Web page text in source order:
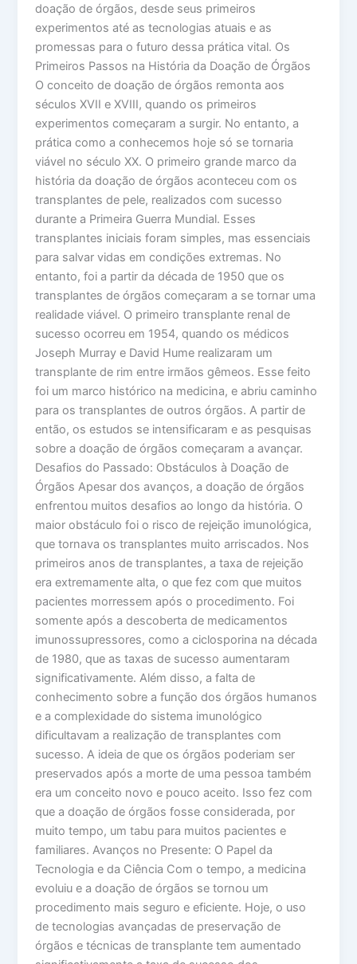
doação de órgãos, desde seus primeiros
experimentos até as tecnologias atuais e as
promessas para o futuro dessa prática vital. Os
Primeiros Passos na História da Doação de Órgãos
O conceito de doação de órgãos remonta aos
séculos XVII e XVIII, quando os primeiros
experimentos começaram a surgir. No entanto, a
prática como a conhecemos hoje só se tornaria
viável no século XX. O primeiro grande marco da
história da doação de órgãos aconteceu com os
transplantes de pele, realizados com sucesso
durante a Primeira Guerra Mundial. Esses
transplantes iniciais foram simples, mas essenciais
para salvar vidas em condições extremas. No
entanto, foi a partir da década de 1950 que os
transplantes de órgãos começaram a se tornar uma
realidade viável. O primeiro transplante renal de
sucesso ocorreu em 1954, quando os médicos
Joseph Murray e David Hume realizaram um
transplante de rim entre irmãos gêmeos. Esse feito
foi um marco histórico na medicina, e abriu caminho
para os transplantes de outros órgãos. A partir de
então, os estudos se intensificaram e as pesquisas
sobre a doação de órgãos começaram a avançar.
Desafios do Passado: Obstáculos à Doação de
Órgãos Apesar dos avanços, a doação de órgãos
enfrentou muitos desafios ao longo da história. O
maior obstáculo foi o risco de rejeição imunológica,
que tornava os transplantes muito arriscados. Nos
primeiros anos de transplantes, a taxa de rejeição
era extremamente alta, o que fez com que muitos
pacientes morressem após o procedimento. Foi
somente após a descoberta de medicamentos
imunossupressores, como a ciclosporina na década
de 1980, que as taxas de sucesso aumentaram
significativamente. Além disso, a falta de
conhecimento sobre a função dos órgãos humanos
e a complexidade do sistema imunológico
dificultavam a realização de transplantes com
sucesso. A ideia de que os órgãos poderiam ser
preservados após a morte de uma pessoa também
era um conceito novo e pouco aceito. Isso fez com
que a doação de órgãos fosse considerada, por
muito tempo, um tabu para muitos pacientes e
familiares. Avanços no Presente: O Papel da
Tecnologia e da Ciência Com o tempo, a medicina
evoluiu e a doação de órgãos se tornou um
procedimento mais seguro e eficiente. Hoje, o uso
de tecnologias avançadas de preservação de
órgãos e técnicas de transplante tem aumentado